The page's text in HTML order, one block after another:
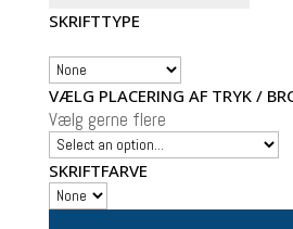
SKRIFTTYPE
VÆLG PLACERING AF TRYK /
Vælg gerne flere
SKRIFTFARVE